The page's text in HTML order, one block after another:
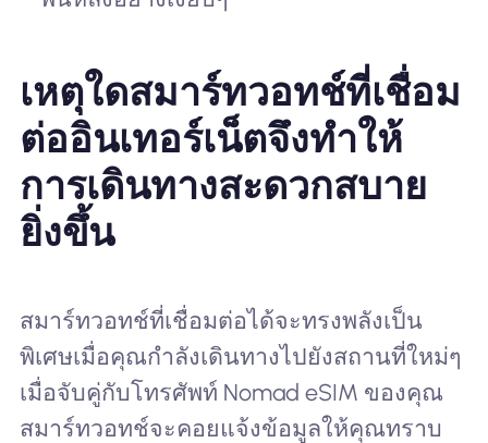
เหตุใดสมาร์ทวอทช์ที่เชื่อม
ต่ออินเทอร์เน็ตจึงทำให้
การเดินทางสะดวกสบาย
ยิ่งขึ้น
สมาร์ทวอทช์ที่เชื่อมต่อได้จะทรงพลังเป็น
พิเศษเมื่อคุณกำลังเดินทางไปยังสถานที่ใหม่ๆ
เมื่อจับคู่กับโทรศัพท์ Nomad eSIM ของคุณ
สมาร์ทวอทช์จะคอยแจ้งข้อมูลให้คุณทราบ